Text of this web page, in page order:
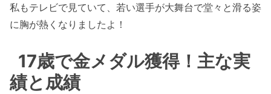
私もテレビで見ていて、若い選手が大舞台で堂々と滑る姿
に胸が熱くなりましたよ！
17歳で金メダル獲得！主な実
績と成績